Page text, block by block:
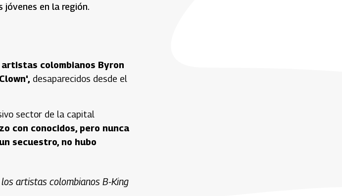
en la región.
colombianos Byron
desaparecidos desde el
sector de la capital
con conocidos, pero nunca
secuestro, no hubo
artistas colombianos B-King